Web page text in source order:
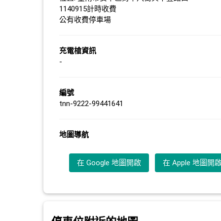
1140915計時收費
公有收費停車場
充電槍資訊
-
編號
tnn-9222-99441641
地圖導航
在 Google 地圖開啟 在 Apple 地圖開